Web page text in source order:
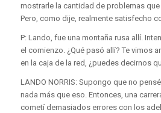
mostrarle la cantidad de problemas
Pero, como dije, realmente satisfecho
P: Lando, fue una montaña rusa allí.
el comienzo. ¿Qué pasó allí? Te vimos
en la caja de la red, ¿puedes decirnos
LANDO NORRIS: Supongo que no
nada más que eso. Entonces, una
cometí demasiados errores con los